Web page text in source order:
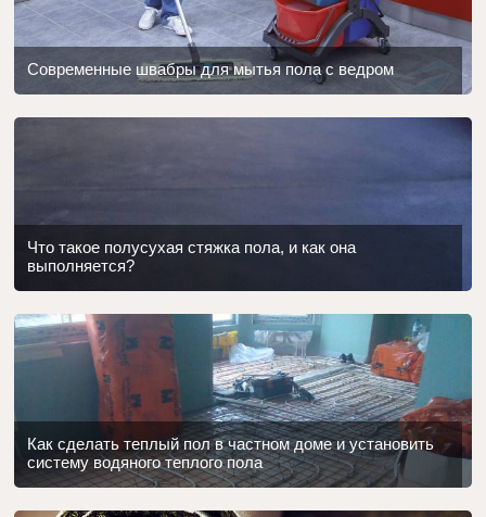
Современные швабры для мытья пола с ведром
Что такое полусухая стяжка пола, и как она
выполняется?
Как сделать теплый пол в частном доме и установить
систему водяного теплого пола